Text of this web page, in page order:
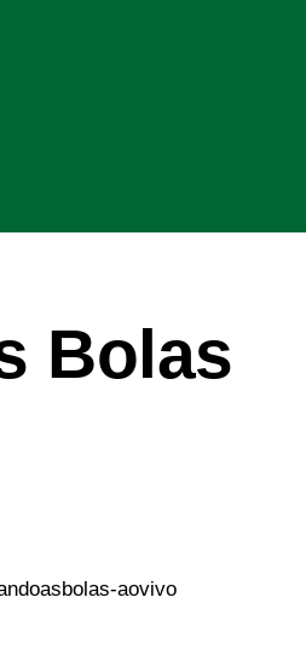
Bolas